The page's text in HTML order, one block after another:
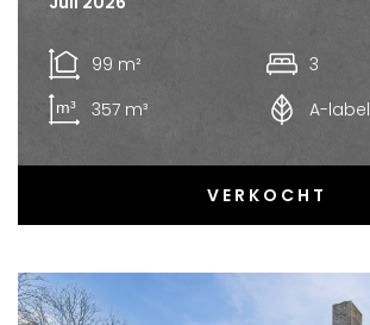
99 m²
3
357 m³
A-label
VERKOCHT